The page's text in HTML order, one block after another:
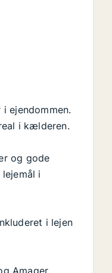
ejendommen.
i kælderen.
og gode
i
i lejen